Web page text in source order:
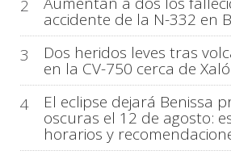
2
accidente de la N-332 en
3
Dos heridos leves tras
en la CV-750 cerca de Xaló
4
El eclipse dejará Benissa
oscuras el 12 de agosto:
horarios y